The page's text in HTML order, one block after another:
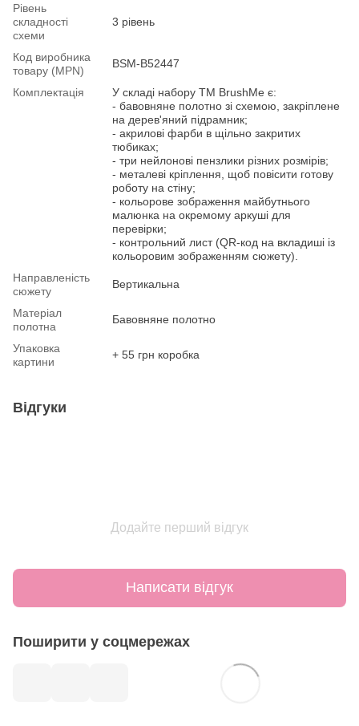
Рівень
складності
схеми
3 рівень
Код виробника
товару (MPN)
BSM-B52447
Комплектація
У складі набору ТМ BrushMe є:
- бавовняне полотно зі схемою, закріплене
на дерев'яний підрамник;
- акрилові фарби в щільно закритих
тюбиках;
- три нейлонові пензлики різних розмірів;
- металеві кріплення, щоб повісити готову
роботу на стіну;
- кольорове зображення майбутнього
малюнка на окремому аркуші для
перевірки;
- контрольний лист (QR-код на вкладиші із
кольоровим зображенням сюжету).
Направленість
сюжету
Вертикальна
Матеріал
полотна
Бавовняне полотно
Упаковка
картини
+ 55 грн коробка
Відгуки
Додайте перший відгук
Написати відгук
Поширити у соцмережах